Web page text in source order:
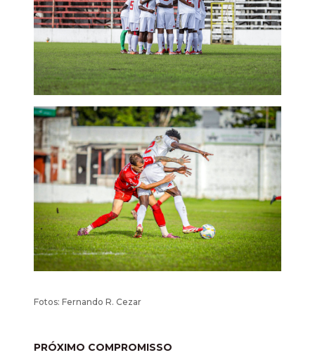
Fotos: Fernando R. Cezar
PRÓXIMO COMPROMISSO